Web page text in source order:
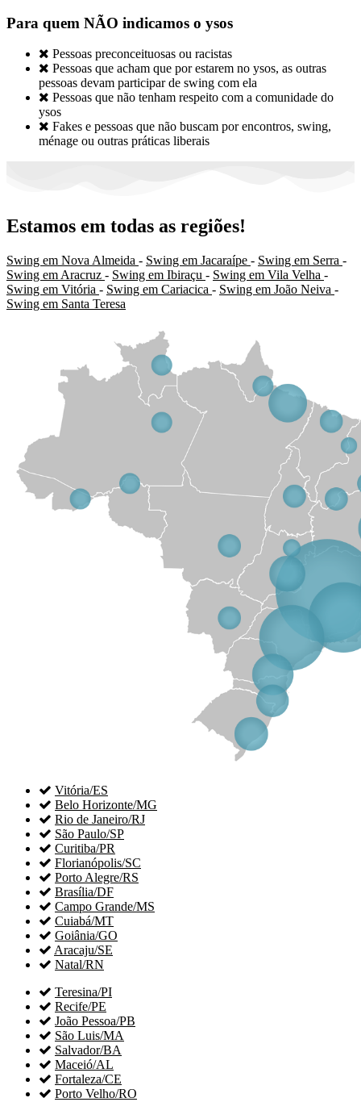
Para quem NÃO indicamos o ysos
 Pessoas preconceituosas ou racistas
 Pessoas que acham que por estarem no ysos, as outras
pessoas devam participar de swing com ela
 Pessoas que não tenham respeito com a comunidade do
ysos
 Fakes e pessoas que não buscam por encontros, swing,
ménage ou outras práticas liberais
Estamos em todas as regiões!
Swing em Nova Almeida - Swing em Jacaraípe - Swing em Serra -
Swing em Aracruz - Swing em Ibiraçu - Swing em Vila Velha -
Swing em Vitória - Swing em Cariacica - Swing em João Neiva -
Swing em Santa Teresa
 Vitória/ES
 Belo Horizonte/MG
 Rio de Janeiro/RJ
 São Paulo/SP
 Curitiba/PR
 Florianópolis/SC
 Porto Alegre/RS
 Brasília/DF
 Campo Grande/MS
 Cuiabá/MT
 Goiânia/GO
 Aracaju/SE
 Natal/RN
 Teresina/PI
 Recife/PE
 João Pessoa/PB
 São Luis/MA
 Salvador/BA
 Maceió/AL
 Fortaleza/CE
 Porto Velho/RO